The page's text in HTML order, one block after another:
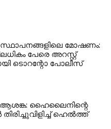
മോഷണം:
പേരെ അറസ്റ്റ്
ടൊറന്റോ പോലീസ്
ആശങ്ക: ഹൈലൈനിന്റെ
ഹെല്‍ത്ത്